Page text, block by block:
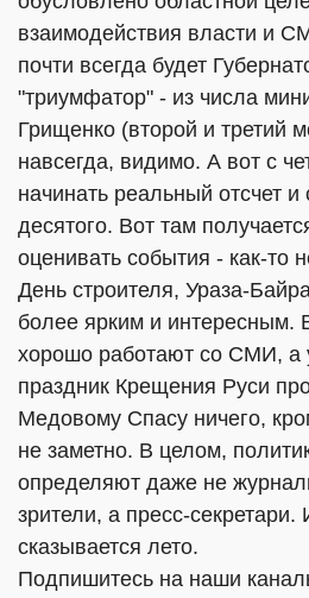
взаимодействия власти и
почти всегда будет
"триумфатор" - из числа
Грищенко (второй и третий
навсегда, видимо. А вот с
начинать реальный отсчет и
десятого. Вот там
оценивать события - как-то
День строителя, Ураза-
более ярким и интересным.
хорошо работают со СМИ, а
праздник Крещения Руси
Медовому Спасу ничего,
не заметно. В целом,
определяют даже не
зрители, а пресс-секретари.
сказывается лето.
Подпишитесь на наши